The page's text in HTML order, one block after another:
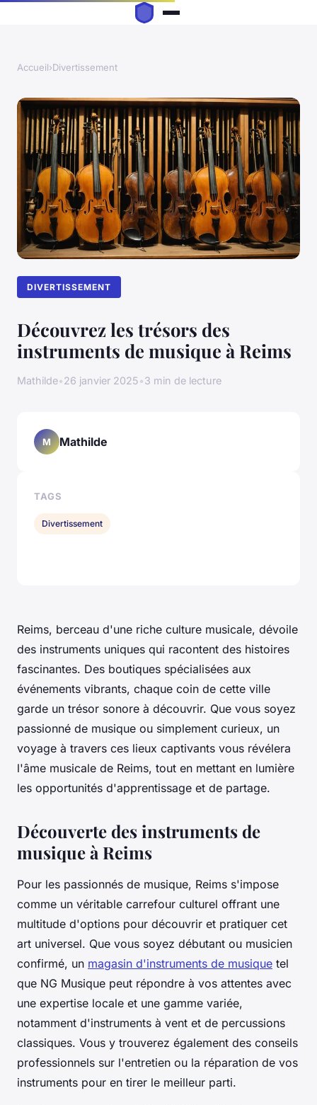
Accueil›Divertissement
DIVERTISSEMENT
Découvrez les trésors des
instruments de musique à Reims
Mathilde•26 janvier 2025•3 min de lecture
Reims, berceau d'une riche culture musicale, dévoile
des instruments uniques qui racontent des histoires
fascinantes. Des boutiques spécialisées aux
événements vibrants, chaque coin de cette ville
garde un trésor sonore à découvrir. Que vous soyez
passionné de musique ou simplement curieux, un
voyage à travers ces lieux captivants vous révélera
l'âme musicale de Reims, tout en mettant en lumière
les opportunités d'apprentissage et de partage.
Découverte des instruments de
musique à Reims
Pour les passionnés de musique, Reims s'impose
comme un véritable carrefour culturel offrant une
multitude d'options pour découvrir et pratiquer cet
art universel. Que vous soyez débutant ou musicien
confirmé, un magasin d'instruments de musique tel
que NG Musique peut répondre à vos attentes avec
une expertise locale et une gamme variée,
notamment d'instruments à vent et de percussions
classiques. Vous y trouverez également des conseils
professionnels sur l'entretien ou la réparation de vos
instruments pour en tirer le meilleur parti.
M Mathilde
TAGS
Divertissement